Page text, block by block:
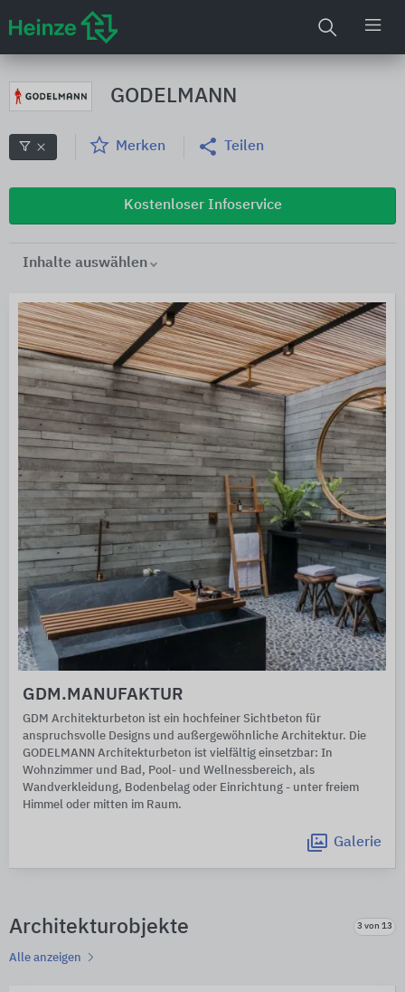
GODELMANN
Merken Teilen
Kostenloser Infoservice
Inhalte auswählen
GDM.MANUFAKTUR
GDM Architekturbeton ist ein hochfeiner Sichtbeton für
anspruchsvolle Designs und außergewöhnliche Architektur. Die
GODELMANN Architekturbeton ist vielfältig einsetzbar: In
Wohnzimmer und Bad, Pool- und Wellnessbereich, als
Wandverkleidung, Bodenbelag oder Einrichtung - unter freiem
Himmel oder mitten im Raum.
Galerie
Architekturobjekte 3 von 13
Alle anzeigen